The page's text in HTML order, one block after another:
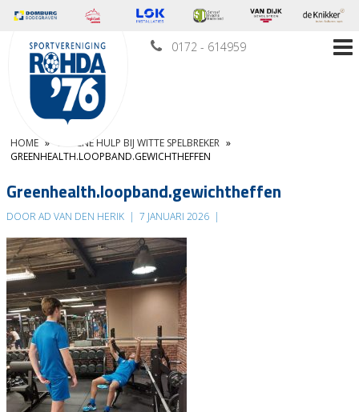
0172 - 614959
HOME » GROENE HULP BIJ WITTE SPELBREKER »
GREENHEALTH.LOOPBAND.GEWICHTHEFFEN
Greenhealth.loopband.gewichtheffen
DOOR AD VAN DEN HERIK | 7 JANUARI 2026 |